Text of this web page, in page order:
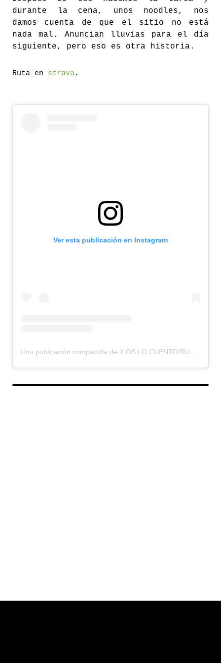
durante la cena, unos noodles, nos
damos cuenta de que el sitio no está
nada mal. Anuncian lluvias para el día
siguiente, pero eso es otra historia.
Ruta en strava.
Ver esta publicación en Instagram
Una publicación compartida de Y OS LO CUENTO/RUMBOS OLVIDADOS (@yoslocuento)